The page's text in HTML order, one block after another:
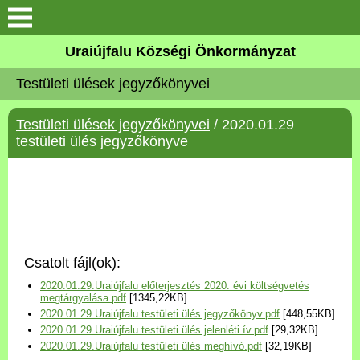
Köszöntő
Elérhetőségek
Uraiújfalu
Választási információk
Versenyképes Járások
Program
Uraiújfalu Községi Önkormányzat
Testületi ülések jegyzőkönyvei
Testületi ülések jegyzőkönyvei / 2020.01.29
testületi ülés jegyzőkönyve
Csatolt fájl(ok):
2020.01.29.Uraiújfalu előterjesztés 2020. évi költségvetés
megtárgyalása.pdf [1345,22KB]
2020.01.29.Uraiújfalu testületi ülés jegyzőkönyv.pdf [448,55KB]
2020.01.29.Uraiújfalu testületi ülés jelenléti ív.pdf [29,32KB]
2020.01.29.Uraiújfalu testületi ülés meghívó.pdf [32,19KB]